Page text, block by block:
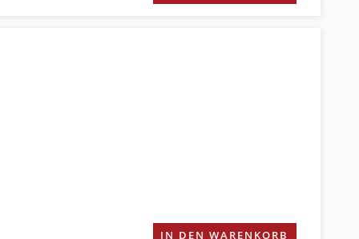
IN DEN WARENKORB